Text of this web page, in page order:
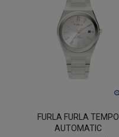
FURLA FURLA TEMPO
AUTOMATIC